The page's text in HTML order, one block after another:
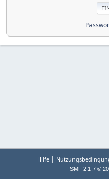
Hilfe |
SMF 2.1.7 ©